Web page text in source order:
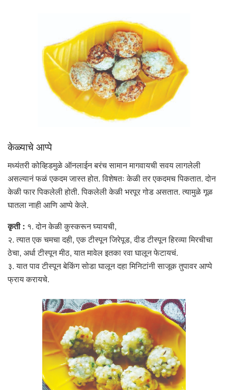
केळ्याचे आप्पे
मध्यंतरी कोव्हिडमुळे ऑनलाईन बरंच सामान मागवायची सवय लागलेली
असल्यानं फळं एकदम जास्त होत. विशेषतः केळी तर एकदमच पिकतात. दोन
केळी फार पिकलेली होती. पिकलेली केळी भरपूर गोड असतात. त्यामुळे गूळ
घातला नाही आणि आप्पे केले.
कृती : १. दोन केळी कुस्करून घ्यायची,
२. त्यात एक चमचा दही, एक टीस्पून जिरेपूड, दीड टीस्पून हिरव्या मिरचीचा
ठेचा, अर्धा टीस्पून मीठ, यात मावेल इतका रवा घालून फेटायचं.
३. यात पाव टीस्पून बेकिंग सोडा घालून दहा मिनिटांनी साजूक तुपावर आप्पे
फ्राय करायचे.